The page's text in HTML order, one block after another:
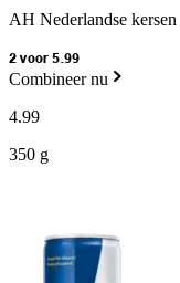
AH Nederlandse kersen
2 voor 5.99
Combineer nu
4.99
350 g